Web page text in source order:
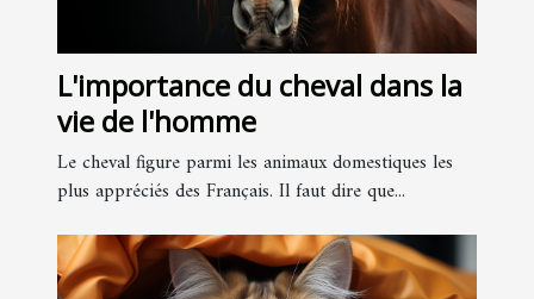
L'importance du cheval dans la
vie de l'homme
Le cheval figure parmi les animaux domestiques les
plus appréciés des Français. Il faut dire que...